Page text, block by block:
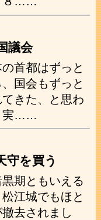
議会
首都はずっと
国会もずっと
きた、と思わ
実……
守を買う
期ともいえる
江城でもほと
去されまし